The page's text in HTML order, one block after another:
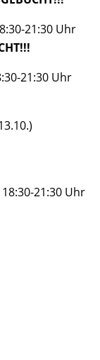
21:30 Uhr
21:30 Uhr
21:30 Uhr